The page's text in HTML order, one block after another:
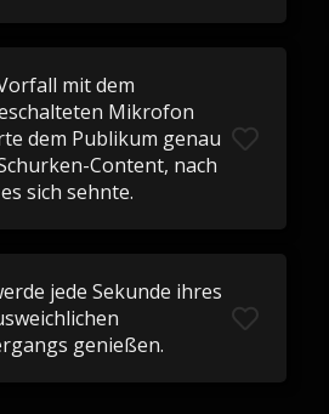
mit dem
Mikrofon
dem Publikum genau
Content, nach
sich sehnte.
jede Sekunde ihres
genießen.